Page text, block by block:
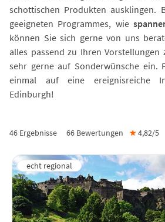
schottischen Produkten ausklingen.
geeigneten Programmes, wie
können Sie sich gerne von uns
alles passend zu Ihren Vorstellungen
sehr gerne auf Sonderwünsche ein.
einmal auf eine ereignisreiche
Edinburgh!
46 Ergebnisse 66 Bewertungen ★4,82/5